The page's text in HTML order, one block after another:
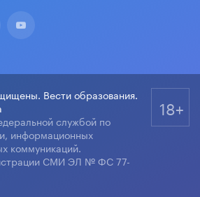
Вести образования.
службой по
информационных
коммуникаций.
СМИ ЭЛ № ФС 77-
18+